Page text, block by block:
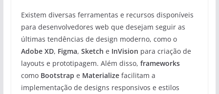
Existem diversas ferramentas e recursos disponíveis
para desenvolvedores web que desejam seguir as
últimas tendências de design moderno, como o
Adobe XD, Figma, Sketch e InVision para criação de
layouts e prototipagem. Além disso, frameworks
como Bootstrap e Materializefacilitam a
implementação de designs responsivos e estilos